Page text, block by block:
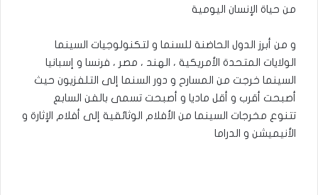
من حياة الإنسان اليومية
و من أبرز الدول الحاضنة للسنما و لتكنولوجيات السينما
الولايات المتحدة الأمريكية ، الهند ، مصر ، فرنسا و إسبانيا
السينما خرجت من المسارح و دور السنما إلى التلفزيون حيث
أصبحت أقرب و أقل ماديا و أصبحت تسمى بالفن السابع
تتنوع مخرجات السينما من الأفلام الوثائقية إلى أفلام الإثارة و
الأنيميشن و الدراما